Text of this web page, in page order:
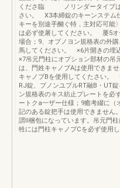
くださ臨 ノリンダータイプは
さい。 X3本締錠のキーンステム
キーを別途手醐ぐ特，主対応可
は必ず使屠してください。 屡5オ
場合；9、オプノヨン規格表の外
馬してください。 ×6片開きの埋
×7吊元門柱にオプション部材の吊
は、門姓キャノブAは使用できま
キャノブBを使用してくたさい。
RJ錠、プノンユプルRT融B・UT
ン規格表のキス紡止プレートを
ートクa一ザー仕様；9癒考綴に（
記のある錠把手は使用できません
謂ll梱包になっています。吊元門
牲には門柱キャノブCを必ず使用